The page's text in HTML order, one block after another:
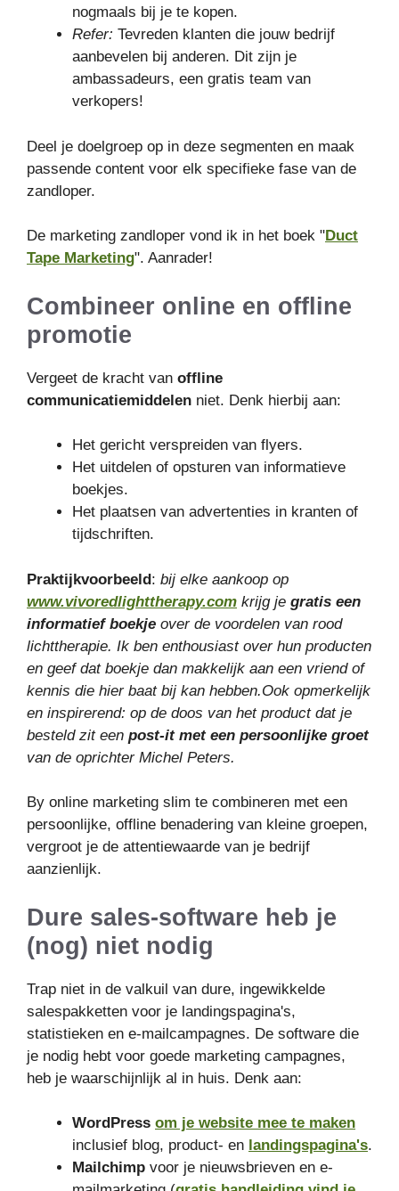
nogmaals bij je te kopen.
Refer: Tevreden klanten die jouw bedrijf
aanbevelen bij anderen. Dit zijn je
ambassadeurs, een gratis team van
verkopers!
Deel je doelgroep op in deze segmenten en maak
passende content voor elk specifieke fase van de
zandloper.
De marketing zandloper vond ik in het boek "Duct
Tape Marketing". Aanrader!
Combineer online en offline
promotie
Vergeet de kracht van offline
communicatiemiddelen niet. Denk hierbij aan:
Het gericht verspreiden van flyers.
Het uitdelen of opsturen van informatieve
boekjes.
Het plaatsen van advertenties in kranten of
tijdschriften.
Praktijkvoorbeeld: bij elke aankoop op
www.vivoredlighttherapy.com krijg je gratis een
informatief boekje over de voordelen van rood
lichttherapie. Ik ben enthousiast over hun producten
en geef dat boekje dan makkelijk aan een vriend of
kennis die hier baat bij kan hebben.Ook opmerkelijk
en inspirerend: op de doos van het product dat je
besteld zit een post-it met een persoonlijke groet
van de oprichter Michel Peters.
By online marketing slim te combineren met een
persoonlijke, offline benadering van kleine groepen,
vergroot je de attentiewaarde van je bedrijf
aanzienlijk.
Dure sales-software heb je
(nog) niet nodig
Trap niet in de valkuil van dure, ingewikkelde
salespakketten voor je landingspagina's,
statistieken en e-mailcampagnes. De software die
je nodig hebt voor goede marketing campagnes,
heb je waarschijnlijk al in huis. Denk aan:
WordPress om je website mee te maken
inclusief blog, product- en landingspagina's.
Mailchimp voor je nieuwsbrieven en e-